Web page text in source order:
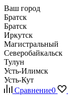
Ваш город
Братск
Братск
Иркутск
Магистральный
Северобайкальск
Тулун
Усть-Илимск
Усть-Кут
Сравнение0